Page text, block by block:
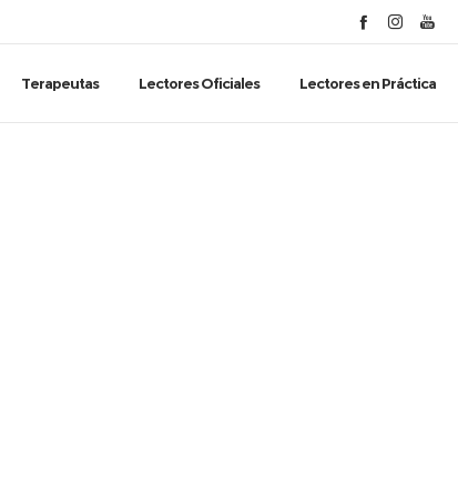
Terapeutas Lectores Oficiales Lectores en Práctica